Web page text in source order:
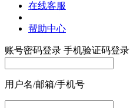
在线客服
帮助中心
账号密码登录 手机验证码登录
用户名/邮箱/手机号